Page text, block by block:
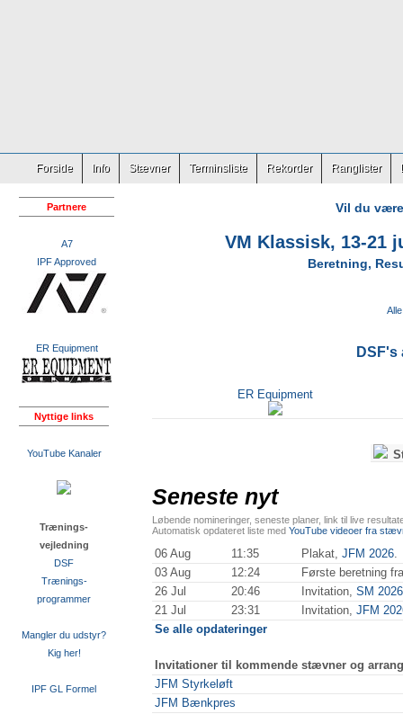
Forside Info Stævner Terminsliste Rekorder Ranglister
Partnere
A7
IPF Approved
ER Equipment
Nyttige links
YouTube Kanaler
Trænings-
vejledning
DSF
Trænings-
programmer
Mangler du udstyr?
Kig her!
IPF GL Formel
Vil du
VM Klassisk, 13-21
Beretning,
ER Equipment
Seneste nyt
Løbende nomineringer, seneste planer, link til live
Automatisk opdateret liste med YouTube videoer fra
06 Aug 11:35 Plakat, JFM 2026.
03 Aug
12:24
Første beretning
26 Jul
20:46 Invitation, SM 2026
21 Jul
23:31 Invitation, JFM
Se alle opdateringer
Invitationer til kommende stævner og
JFM Styrkeløft
JFM Bænkpres